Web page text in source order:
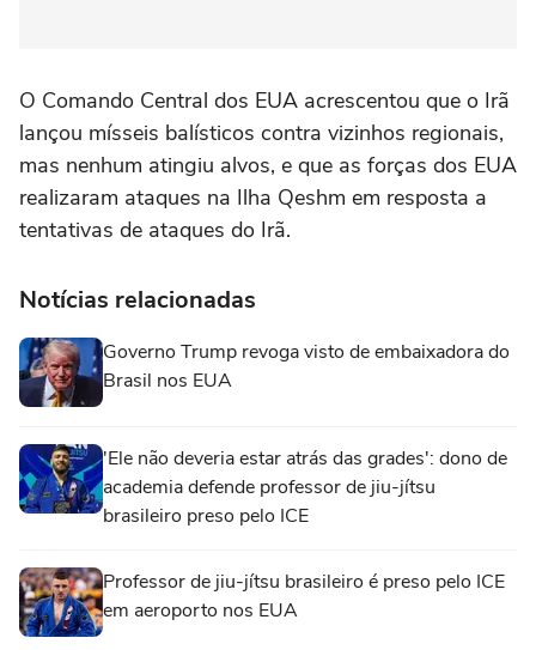
O Comando ⁠Central dos ‌EUA ‌acrescentou que o Irã
lançou mísseis balísticos ⁠contra vizinhos regionais,
mas nenhum atingiu alvos, ‌e que as forças dos ⁠EUA
realizaram ataques na Ilha Qeshm em resposta a
tentativas de ataques do Irã.
Notícias relacionadas
Governo Trump revoga visto de embaixadora do
Brasil nos EUA
'Ele não deveria estar atrás das grades': dono de
academia defende professor de jiu-jítsu
brasileiro preso pelo ICE
Professor de jiu-jítsu brasileiro é preso pelo ICE
em aeroporto nos EUA